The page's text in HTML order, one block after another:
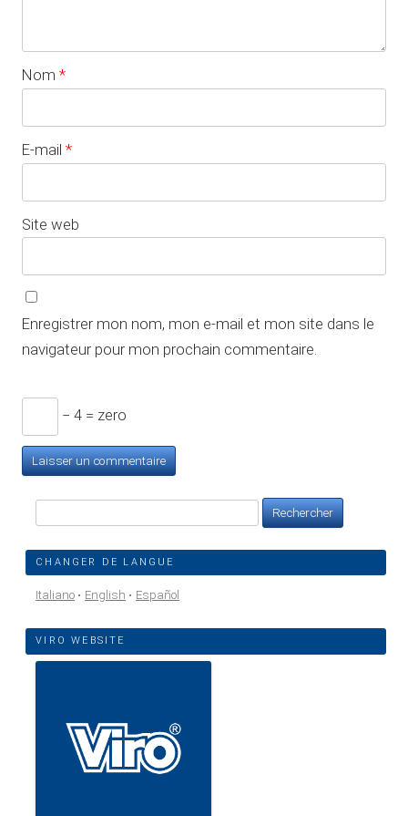
Nom *
E-mail *
Site web
Enregistrer mon nom, mon e-mail et mon site dans le
navigateur pour mon prochain commentaire.
− 4 = zero
CHANGER DE LANGUE
Italiano English Español
VIRO WEBSITE